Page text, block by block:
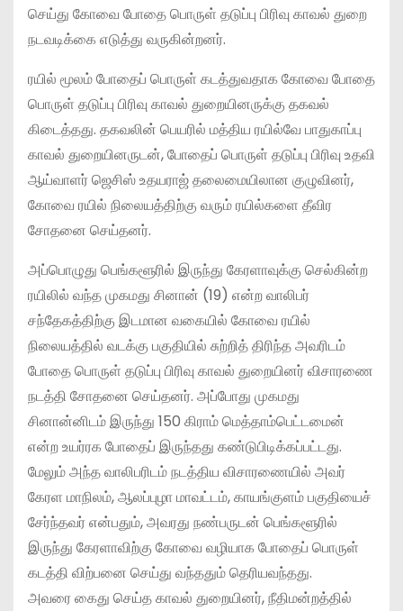
செய்து கோவை போதை பொருள் தடுப்பு பிரிவு காவல் துறை
நடவடிக்கை எடுத்து வருகின்றனர்.
ரயில் மூலம் போதைப் பொருள் கடத்துவதாக கோவை போதை
பொருள் தடுப்பு பிரிவு காவல் துறையினருக்கு தகவல்
கிடைத்தது. தகவலின் பெயரில் மத்திய ரயில்வே பாதுகாப்பு
காவல் துறையினருடன், போதைப் பொருள் தடுப்பு பிரிவு உதவி
ஆய்வாளர் ஜெசிஸ் உதயராஜ் தலைமையிலான குழுவினர்,
கோவை ரயில் நிலையத்திற்கு வரும் ரயில்களை தீவிர
சோதனை செய்தனர்.
அப்பொழுது பெங்களூரில் இருந்து கேரளாவுக்கு செல்கின்ற
ரயிலில் வந்த முகமது சினான் (19) என்ற வாலிபர்
சந்தேகத்திற்கு இடமான வகையில் கோவை ரயில்
நிலையத்தில் வடக்கு பகுதியில் சுற்றித் திரிந்த அவரிடம்
போதை பொருள் தடுப்பு பிரிவு காவல் துறையினர் விசாரணை
நடத்தி சோதனை செய்தனர். அப்போது முகமது
சினான்னிடம் இருந்து 150 கிராம் மெத்தாம்பெட்டமைன்
என்ற உயர்ரக போதைப் இருந்தது கண்டுபிடிக்கப்பட்டது.
மேலும் அந்த வாலிபரிடம் நடத்திய விசாரணையில் அவர்
கேரள மாநிலம், ஆலப்புழா மாவட்டம், காயங்குளம் பகுதியைச்
சேர்ந்தவர் என்பதும், அவரது நண்பருடன் பெங்களூரில்
இருந்து கேரளாவிற்கு கோவை வழியாக போதைப் பொருள்
கடத்தி விற்பனை செய்து வந்ததும் தெரியவந்தது.
அவரை கைது செய்த காவல் துறையினர், நீதிமன்றத்தில்